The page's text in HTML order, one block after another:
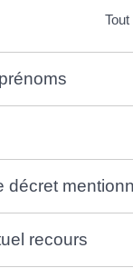
recours